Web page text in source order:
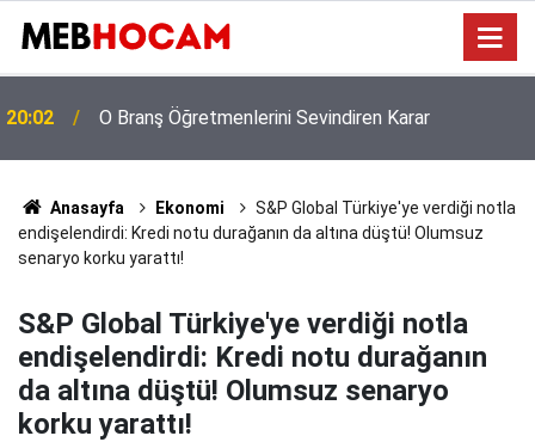
19:03
LGS Nakil Puanları İlk Yerleştirmeyi Aşabilir! İş İkinci
Kriterlere Kaldı
Anasayfa Ekonomi
S&P Global Türkiye'ye verdiği notla
endişelendirdi: Kredi notu durağanın da altına düştü! Olumsuz
senaryo korku yarattı!
S&P Global Türkiye'ye verdiği notla
endişelendirdi: Kredi notu durağanın
da altına düştü! Olumsuz senaryo
korku yarattı!